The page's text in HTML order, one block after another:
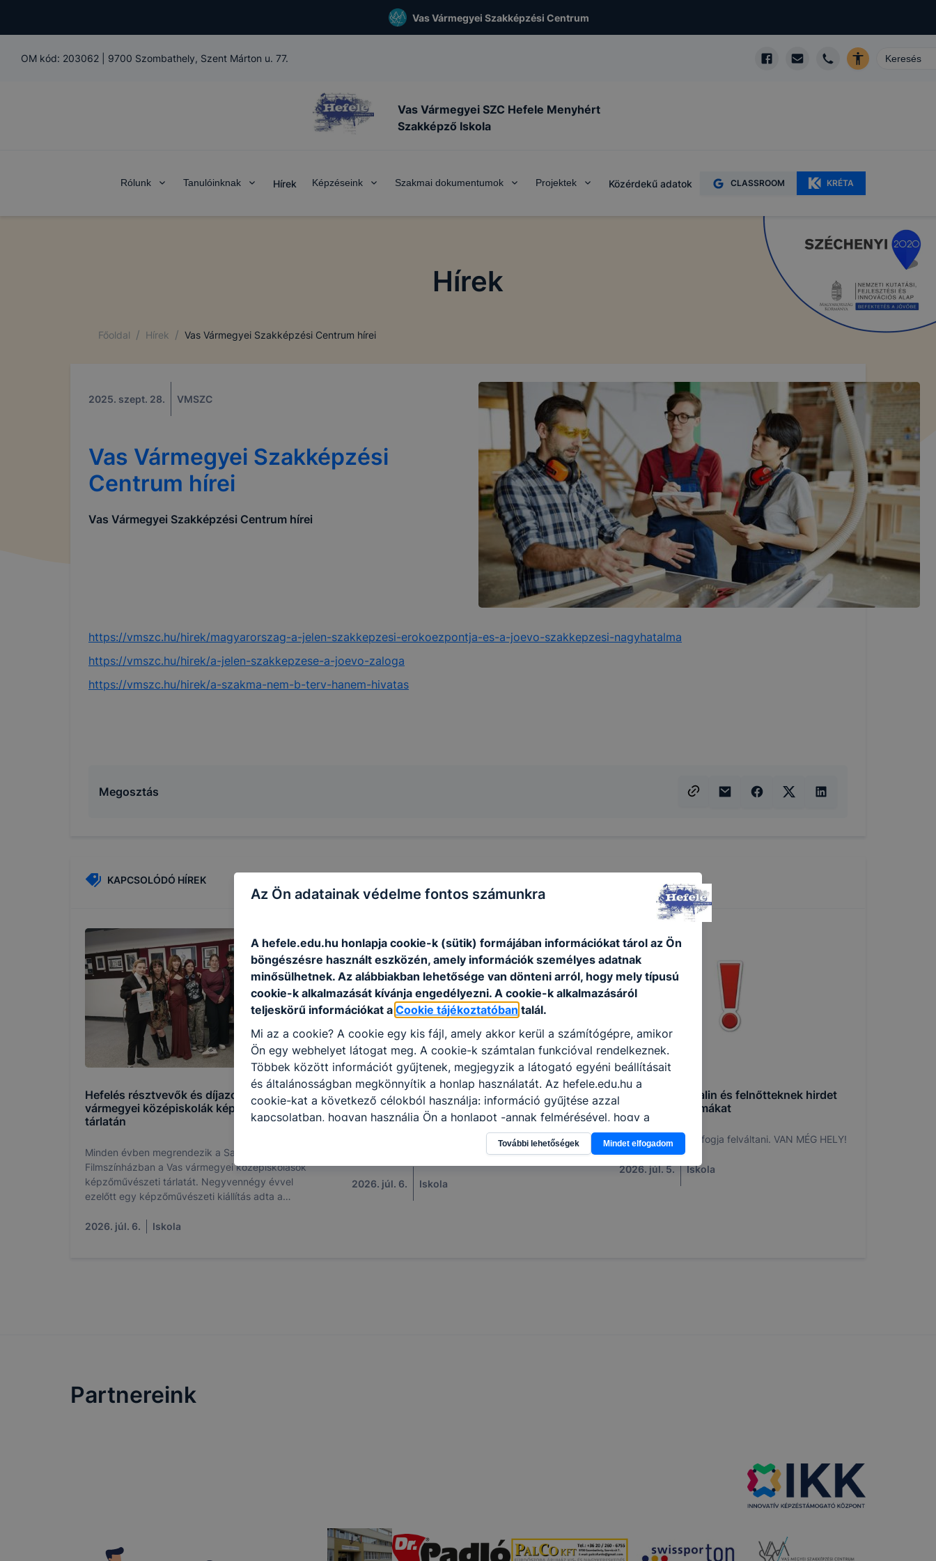
Vas Vármegyei Szakképzési Centrum
OM kód: 203062 9700 Szombathely, Szent Márton u. 77.
Vas Vármegyei SZC Hefele Menyhért
Szakképző Iskola
Rólunk Tanulóinknak Hírek Képzéseink Szakmai dokumentumok Projektek Közérdekű adatok CLASSROOM KRÉTA
Hírek
Főoldal / Hírek / Vas Vármegyei Szakképzési Centrum hírei
2025. szept. 28. VMSZC
Vas Vármegyei Szakképzési
Centrum hírei
Vas Vármegyei Szakképzési Centrum hírei
https://vmszc.hu/hirek/magyarorszag-a-jelen-szakkepzesi-erokoezpontja-es-a-joevo-szakkepzesi-nagyhatalma
https://vmszc.hu/hirek/a-jelen-szakkepzese-a-joevo-zaloga
https://vmszc.hu/hirek/a-szakma-nem-b-terv-hanem-hivatas
Megosztás
KAPCSOLÓDÓ HÍREK
Hefelés résztvevők és díjazottak a Vas
vármegyei középiskolák képzőművészeti
tárlatán
Minden évben megrendezik a Savaria
Filmszínházban a Vas vármegyei kőzépiskolások
képzőművészeti tárlatát. Negyvennégy évvel
ezelőtt egy képzőművészeti kiállítás adta a
2026. júl. 6.
Iskola
Sikeres szereplés az Irodalmi Jelen
anekdotapályázatán
Az Irodalmi Jelen folyóirat anekdotapályázatot
hirdetett bármely korosztály számára.
2026. júl. 6. Iskola
HEFELE - nappalin és felnőtteknek hirdet
jól kereső szakmákat
Ezeket az AI nem fogja felváltani. VAN MÉG HELY!
2026. júl. 5. Iskola
Partnereink
Az Ön adatainak védelme fontos számunkra
A hefele.edu.hu honlapja cookie-k (sütik) formájában információkat tárol az Ön
böngészésre használt eszközén, amely információk személyes adatnak
minősülhetnek. Az alábbiakban lehetősége van dönteni arról, hogy mely típusú
cookie-k alkalmazását kívánja engedélyezni. A cookie-k alkalmazásáról
teljeskörű információkat a Cookie tájékoztatóban talál.
Mi az a cookie? A cookie egy kis fájl, amely akkor kerül a számítógépre, amikor
Ön egy webhelyet látogat meg. A cookie-k számtalan funkcióval rendelkeznek.
Többek között információt gyűjtenek, megjegyzik a látogató egyéni beállításait
és általánosságban megkönnyítik a honlap használatát. Az hefele.edu.hu a
cookie-kat a következő célokból használja: információ gyűjtése azzal
kapcsolatban, hogyan használja Ön a honlapot -annak felmérésével, hogy a
honlap melyik részeit látogatja, vagy használja leginkább, így megtudhatjuk,
hogyan biztosítsunk Önnek még jobb felhasználói élményt, ha ismét meglátogatja
oldalunkat, honlap fejlesztése. Hogyan ellenőrizheti és hogyan tudja kikapcsolni a
cookie-kat? Minden modern böngésző engedélyezi a cookie-k beállításának a
változtatását. A legtöbb böngésző alapértelmezettként automatikusan elfogadja
További lehetőségek Mindet elfogadom